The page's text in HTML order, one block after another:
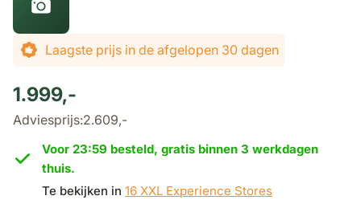
Laagste prijs in de afgelopen 30 dagen
1.999,-
Adviesprijs:2.609,-
Voor 23:59 besteld, gratis binnen 3 werkdagen
thuis.
Te bekijken in 16 XXL Experience Stores